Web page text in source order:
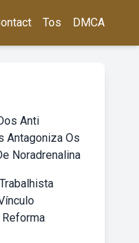
Tos DMCA
Anti
Antagoniza Os
Noradrenalina